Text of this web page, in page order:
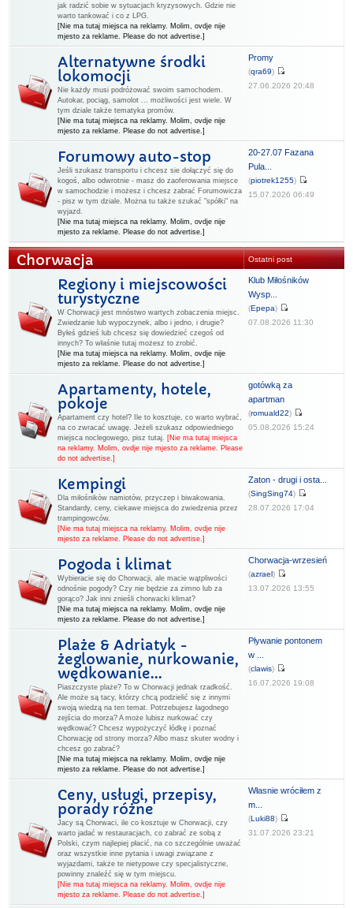
jak radzić sobie w sytuacjach kryzysowych. Gdzie nie
warto tankować i co z LPG.
[Nie ma tutaj miejsca na reklamy. Molim, ovdje nije
mjesto za reklame. Please do not advertise.]
Alternatywne środki
lokomocji
Nie każdy musi podróżować swoim samochodem.
Autokar, pociąg, samolot ... możliwości jest wiele. W
tym dziale także tematyka promów.
[Nie ma tutaj miejsca na reklamy. Molim, ovdje nije
mjesto za reklame. Please do not advertise.]
Promy
(qra69)
27.06.2026 20:48
Forumowy auto-stop
Jeśli szukasz transportu i chcesz sie dołączyć się do
kogoś, albo odwrotnie - masz do zaoferowania miejsce
w samochodzie i możesz i chcesz zabrać Forumowicza
- pisz w tym dziale. Można tu także szukać "spółki" na
wyjazd.
[Nie ma tutaj miejsca na reklamy. Molim, ovdje nije
mjesto za reklame. Please do not advertise.]
20-27.07 Fazana
Pula...
(piotrek1255)
15.07.2026 06:49
Chorwacja Ostatni post
Regiony i miejscowości
turystyczne
W Chorwacji jest mnóstwo wartych zobaczenia miejsc.
Zwiedzanie lub wypoczynek, albo i jedno, i drugie?
Byłeś gdzieś lub chcesz się dowiedzieć czegoś od
innych? To właśnie tutaj możesz to zrobić.
[Nie ma tutaj miejsca na reklamy. Molim, ovdje nije
mjesto za reklame. Please do not advertise.]
Klub Miłośników
Wysp...
(Epepa)
07.08.2026 11:30
Apartamenty, hotele,
pokoje
Apartament czy hotel? Ile to kosztuje, co warto wybrać,
na co zwracać uwagę. Jeżeli szukasz odpowiedniego
miejsca noclegowego, pisz tutaj. [Nie ma tutaj miejsca
na reklamy. Molim, ovdje nije mjesto za reklame. Please
do not advertise.]
gotówką za
apartman
(romuald22)
05.08.2026 15:24
Kempingi
Dla miłośników namiotów, przyczep i biwakowania.
Standardy, ceny, ciekawe miejsca do zwiedzenia przez
trampingowców.
[Nie ma tutaj miejsca na reklamy. Molim, ovdje nije
mjesto za reklame. Please do not advertise.]
Zaton - drugi i osta...
(SingSing74)
28.07.2026 17:04
Pogoda i klimat
Wybieracie się do Chorwacji, ale macie wątpliwości
odnośnie pogody? Czy nie będzie za zimno lub za
gorąco? Jak inni znieśli chorwacki klimat?
[Nie ma tutaj miejsca na reklamy. Molim, ovdje nije
mjesto za reklame. Please do not advertise.]
Chorwacja-wrzesień
(azrael)
13.07.2026 13:55
Plaże & Adriatyk -
żeglowanie, nurkowanie,
wędkowanie...
Piaszczyste plaże? To w Chorwacji jednak rzadkość.
Ale może są tacy, którzy chcą podzielić się z innymi
swoją wiedzą na ten temat. Potrzebujesz łagodnego
zejścia do morza? A może lubisz nurkować czy
wędkować? Chcesz wypożyczyć łódkę i poznać
Chorwację od strony morza? Albo masz skuter wodny i
chcesz go zabrać?
[Nie ma tutaj miejsca na reklamy. Molim, ovdje nije
mjesto za reklame. Please do not advertise.]
Pływanie pontonem
w ...
(clawis)
16.07.2026 19:08
Ceny, usługi, przepisy,
porady różne
Jacy są Chorwaci, ile co kosztuje w Chorwacji, czy
warto jadać w restauracjach, co zabrać ze sobą z
Polski, czym najlepiej płacić, na co szczególnie uważać
oraz wszystkie inne pytania i uwagi związane z
wyjazdami, także te nietypowe czy specjalistyczne,
powinny znaleźć się w tym miejscu.
[Nie ma tutaj miejsca na reklamy. Molim, ovdje nije
mjesto za reklame. Please do not advertise.]
Własnie wróciłem z
m...
(Luki88)
31.07.2026 23:21